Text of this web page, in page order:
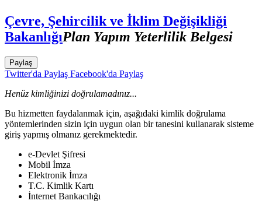
Çevre, Şehircilik ve İklim Değişikliği
BakanlığıPlan Yapım Yeterlilik Belgesi
Paylaş
Twitter'da Paylaş Facebook'da Paylaş
Henüz kimliğinizi doğrulamadınız...
Bu hizmetten faydalanmak için, aşağıdaki kimlik doğrulama
yöntemlerinden sizin için uygun olan bir tanesini kullanarak sisteme
giriş yapmış olmanız gerekmektedir.
e-Devlet Şifresi
Mobil İmza
Elektronik İmza
T.C. Kimlik Kartı
İnternet Bankacılığı